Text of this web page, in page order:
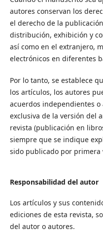
autores conservan los
el derecho de la
distribución, exhibición y
así como en el extranjero,
electrónicos en diferentes
Por lo tanto, se establece
los artículos, los autores
acuerdos independientes
exclusiva de la versión del
revista (publicación en
siempre que se indique
sido publicado por primera
Responsabilidad del autor
Los artículos y sus
ediciones de esta revista,
del autor o autores.